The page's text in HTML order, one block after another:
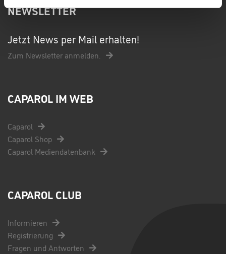
NEWSLETTER
Jetzt News per Mail erhalten!
Zum Newsletter anmelden.
CAPAROL IM WEB
Caparol
Caparol Shop
Caparol Mediendatenbank
CAPAROL CLUB
Informieren
Registrierung
Fragen und Antworten